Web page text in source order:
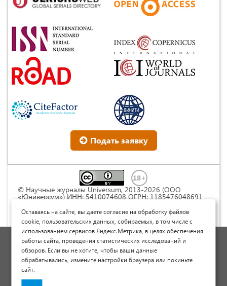
Подать заявку
© Научные журналы Universum, 2013-2026 (ООО
«Юниверсум») ИНН: 5410074608 ОГРН: 1185476048691
Commons « Attribution» («Атрибуция») 4.0
Непортированная
Политика обработки персональных данных
Договор оферты
Опубликовать научную статью
Оставаясь на сайте, вы даете согласие на обработку файлов
cookie, пользовательских данных, собираемых, в том числе с
использованием сервисов Яндекс.Метрика, в целях обеспечения
работы сайта, проведения статистических исследований и
обзоров. Если вы не хотите, чтобы ваши данные
обрабатывались, измените настройки браузера или покиньте
сайт.